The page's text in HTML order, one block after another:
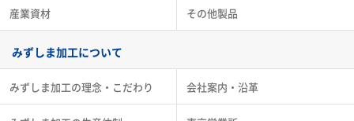
産業資材 その他製品
みずしま加工について
みずしま加工の理念・こだわり 会社案内・沿革